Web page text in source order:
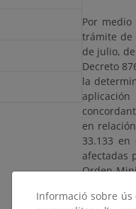
Por
trámite de
de julio,
Decreto
la
en
33.133 en
afectadas
Orden
Informació sobre